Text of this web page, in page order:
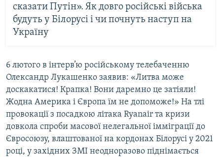
сказати Путін». Як довго російські війська
будуть у Білорусі і чи почнуть наступ на
Україну
6 лютого в інтерв’ю російському телебаченню
Олександр Лукашенко заявив: «Литва може
доскакатися! Крапка! Вони даремно це затіяли!
Жодна Америка і Європа їм не допоможе!» На тлі
провокації з посадкою літака Ryanair та кризи
довкола спроби масової нелегальної імміграції до
Євросоюзу, влаштованої на кордонах Білорусі у 2021
році, у західних ЗМІ неодноразово піднімається